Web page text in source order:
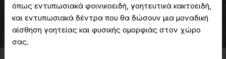
Αρχική
Μοναδικά - Αιωνόβια Φυτά
Γιούκα
Γιούκα elephantipes
όπως εντυπωσιακά φοινικοειδή, γοητευτικά κακτοειδή,
και εντυπωσιακά δέντρα που θα δώσουν μια μοναδική
αίσθηση γοητείας και φυσικής ομορφιάς στον χώρο
σας.